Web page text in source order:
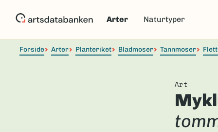
Arter Naturtyper
Forside Arter Planteriket Bladmoser Tannmoser
Art